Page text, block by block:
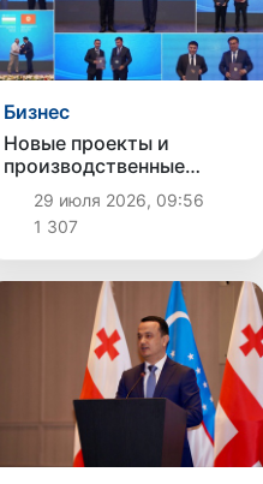
Бизнес
Новые проекты и
производственные
связи: Узбекистан и
Кыргызстан углубляют
сотрудничество
29 июля 2026, 09:56
1 307